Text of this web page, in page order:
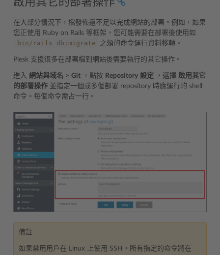
在大部分情況下，檔發佈還不足以完成網站的部署。例如，如果
您正使用 Ruby on Rails 等框架，您可能需要在部署後使用如
bin/rails db:migrate 之類的命令運行資料移轉。
Plesk 支援很多在部署檔到網站後需要執行的其它操作。
進入 網站與域名 > Git ，點按 Repository 設定 ，選擇 啟用其它
的部署操作 並指定一個或多個部署 repository 時應運行的 shell
命令。每個命令需占一行。
備註
如果禁用用戶在 Linux 上使用 SSH，所有指定的命令將在